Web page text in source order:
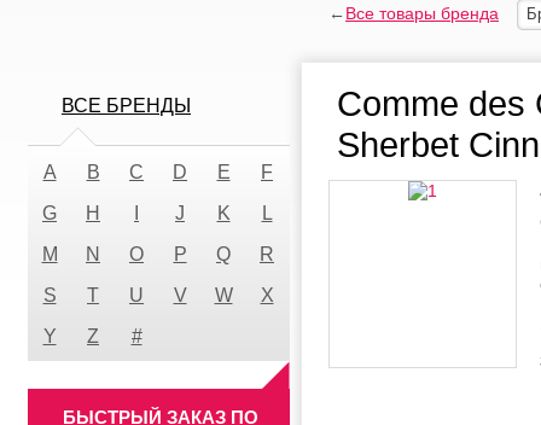
←Все товары бренда
Comme des
Sherbet
ВСЕ БРЕНДЫ
A B C D E
F
G
H J K
L
M
N O P Q
R
S
T U V W
X
Y
Z #
БЫСТРЫЙ ЗАКАЗ ПО